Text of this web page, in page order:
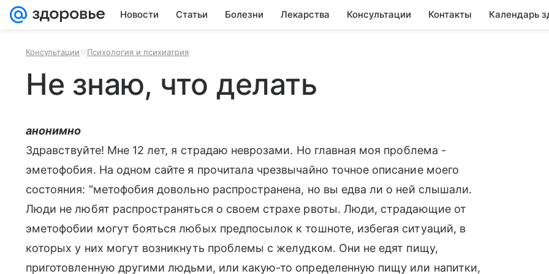
Новости Статьи Болезни Лекарства Консультации Контакты Календарь
Консультации Психология и психиатрия
Не знаю, что делать
анонимно
Здравствуйте! Мне 12 лет, я страдаю неврозами. Но главная моя проблема -
эметофобия. На одном сайте я прочитала чрезвычайно точное описание моего
состояния: "метофобия довольно распространена, но вы едва ли о ней слышали.
Люди не любят распространяться о своем страхе рвоты. Люди, страдающие от
эметофобии могут бояться любых предпосылок к тошноте, избегая ситуаций, в
которых у них могут возникнуть проблемы с желудком. Они не едят пищу,
приготовленную другими людьми, или какую-то определенную пищу или напитки,